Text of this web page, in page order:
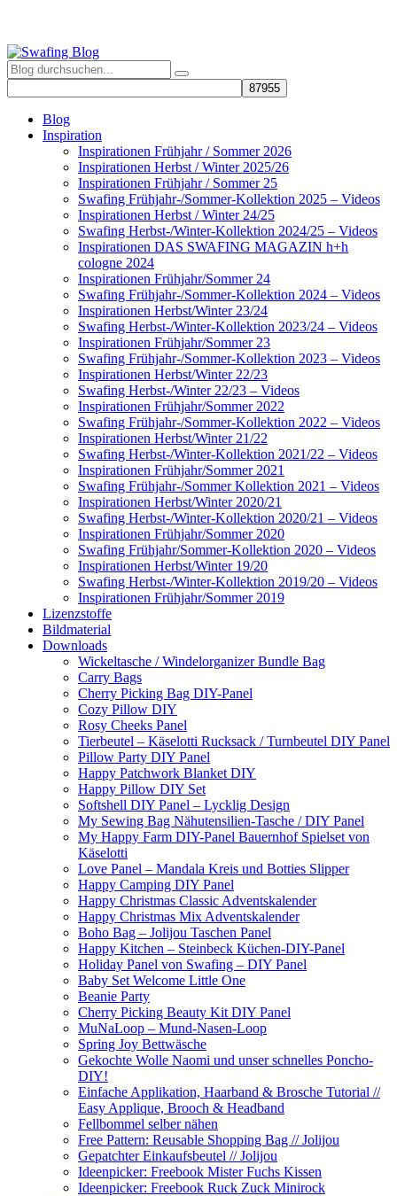
Blog
Inspiration
Inspirationen Frühjahr / Sommer 2026
Inspirationen Herbst / Winter 2025/26
Inspirationen Frühjahr / Sommer 25
Swafing Frühjahr-/Sommer-Kollektion 2025 – Videos
Inspirationen Herbst / Winter 24/25
Swafing Herbst-/Winter-Kollektion 2024/25 – Videos
Inspirationen DAS SWAFING MAGAZIN h+h
cologne 2024
Inspirationen Frühjahr/Sommer 24
Swafing Frühjahr-/Sommer-Kollektion 2024 – Videos
Inspirationen Herbst/Winter 23/24
Swafing Herbst-/Winter-Kollektion 2023/24 – Videos
Inspirationen Frühjahr/Sommer 23
Swafing Frühjahr-/Sommer-Kollektion 2023 – Videos
Inspirationen Herbst/Winter 22/23
Swafing Herbst-/Winter 22/23 – Videos
Inspirationen Frühjahr/Sommer 2022
Swafing Frühjahr-/Sommer-Kollektion 2022 – Videos
Inspirationen Herbst/Winter 21/22
Swafing Herbst-/Winter-Kollektion 2021/22 – Videos
Inspirationen Frühjahr/Sommer 2021
Swafing Frühjahr-/Sommer Kollektion 2021 – Videos
Inspirationen Herbst/Winter 2020/21
Swafing Herbst-/Winter-Kollektion 2020/21 – Videos
Inspirationen Frühjahr/Sommer 2020
Swafing Frühjahr/Sommer-Kollektion 2020 – Videos
Inspirationen Herbst/Winter 19/20
Swafing Herbst-/Winter-Kollektion 2019/20 – Videos
Inspirationen Frühjahr/Sommer 2019
Lizenzstoffe
Bildmaterial
Downloads
Wickeltasche / Windelorganizer Bundle Bag
Carry Bags
Cherry Picking Bag DIY-Panel
Cozy Pillow DIY
Rosy Cheeks Panel
Tierbeutel – Käselotti Rucksack / Turnbeutel DIY Panel
Pillow Party DIY Panel
Happy Patchwork Blanket DIY
Happy Pillow DIY Set
Softshell DIY Panel – Lycklig Design
My Sewing Bag Nähutensilien-Tasche / DIY Panel
My Happy Farm DIY-Panel Bauernhof Spielset von
Käselotti
Love Panel – Mandala Kreis und Botties Slipper
Happy Camping DIY Panel
Happy Christmas Classic Adventskalender
Happy Christmas Mix Adventskalender
Boho Bag – Jolijou Taschen Panel
Happy Kitchen – Steinbeck Küchen-DIY-Panel
Holiday Panel von Swafing – DIY Panel
Baby Set Welcome Little One
Beanie Party
Cherry Picking Beauty Kit DIY Panel
MuNaLoop – Mund-Nasen-Loop
Spring Joy Bettwäsche
Gekochte Wolle Naomi und unser schnelles Poncho-
DIY!
Einfache Applikation, Haarband & Brosche Tutorial //
Easy Applique, Brooch & Headband
Fellbommel selber nähen
Free Pattern: Reusable Shopping Bag // Jolijou
Gepatchter Einkaufsbeutel // Jolijou
Ideenpicker: Freebook Mister Fuchs Kissen
Ideenpicker: Freebook Ruck Zuck Minirock